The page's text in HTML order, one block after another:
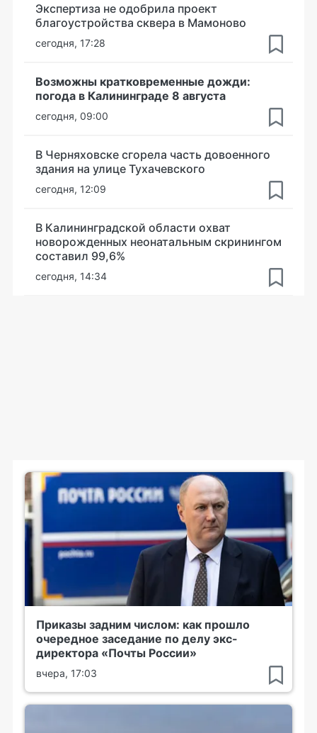
Экспертиза не одобрила проект
благоустройства сквера в Мамоново
сегодня, 17:28
Возможны кратковременные дожди:
погода в Калининграде 8 августа
сегодня, 09:00
В Черняховске сгорела часть довоенного
здания на улице Тухачевского
сегодня, 12:09
В Калининградской области охват
новорожденных неонатальным скринингом
составил 99,6%
сегодня, 14:34
Приказы задним числом: как прошло
очередное заседание по делу экс-
директора «Почты России»
вчера, 17:03